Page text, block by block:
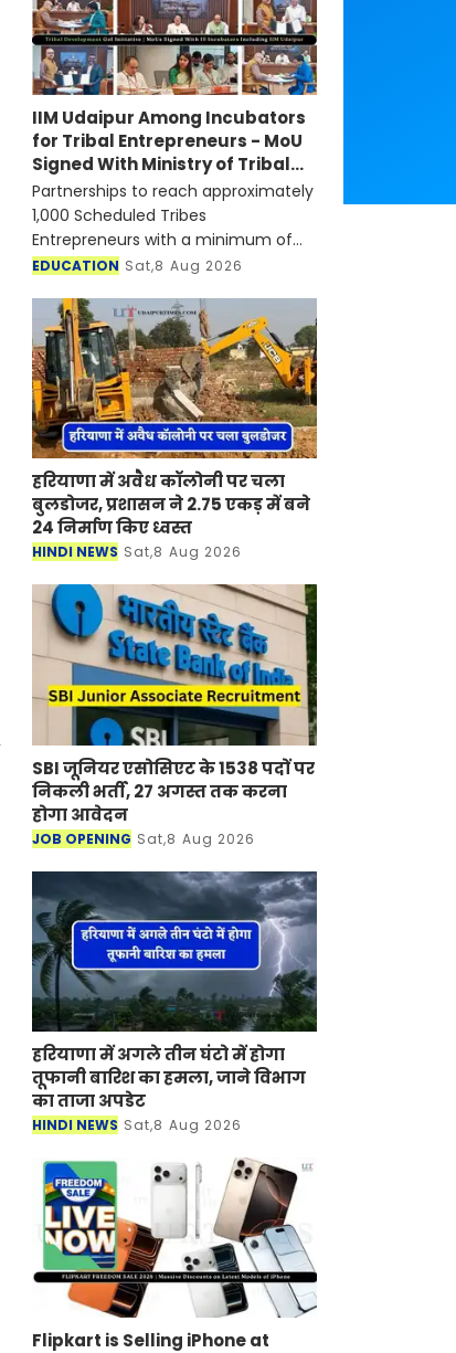
IIM Udaipur Among Incubators
for Tribal Entrepreneurs - MoU
Signed With Ministry of Tribal
Affairs
Partnerships to reach approximately
1,000 Scheduled Tribes
Entrepreneurs with a minimum of
100 to be funded and incubated
EDUCATION Sat,8 Aug 2026
हरियाणा में अवैध कॉलोनी पर चला
बुलडोजर, प्रशासन ने 2.75 एकड़ में बने
24 निर्माण किए ध्वस्त
HINDI NEWS Sat,8 Aug 2026
SBI जूनियर एसोसिएट के 1538 पदों पर
निकली भर्ती, 27 अगस्त तक करना
होगा आवेदन
JOB OPENING Sat,8 Aug 2026
हरियाणा में अगले तीन घंटो में होगा
तूफानी बारिश का हमला, जाने विभाग
का ताजा अपडेट
HINDI NEWS Sat,8 Aug 2026
Flipkart is Selling iPhone at